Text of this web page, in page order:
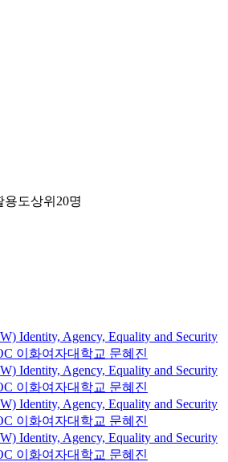
용도상위20명
Identity, Agency, Equality and Security
이화여자대학교 문혜진
Identity, Agency, Equality and Security
이화여자대학교 문혜진
Identity, Agency, Equality and Security
이화여자대학교 문혜진
Identity, Agency, Equality and Security
이화여자대학교 문혜진